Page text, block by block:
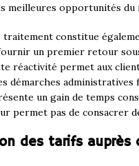
meilleures opportunités du
constitue
un premier retour
réactivité permet aux
démarches
un gain de temps
permet pas de consacrer
des tarifs auprès